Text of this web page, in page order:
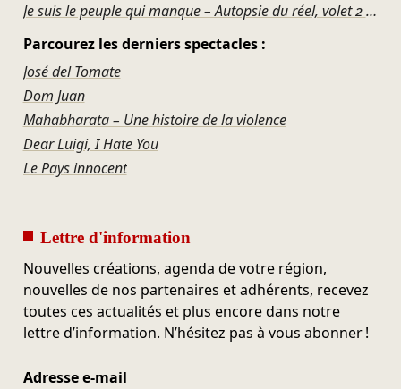
Je suis le peuple qui manque – Autopsie du réel, volet 2 & 3
Parcourez les derniers spectacles :
José del Tomate
Dom Juan
Mahabharata – Une histoire de la violence
Dear Luigi, I Hate You
Le Pays innocent
Lettre d'information
Nouvelles créations, agenda de votre région,
nouvelles de nos partenaires et adhérents, recevez
toutes ces actualités et plus encore dans notre
lettre d’information. N’hésitez pas à vous abonner !
Adresse e-mail